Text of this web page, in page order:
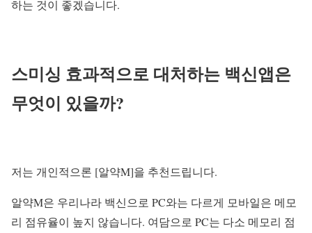
하는 것이 좋겠습니다.
스미싱 효과적으로 대처하는 백신앱은
무엇이 있을까?
저는 개인적으론 [알약M]을 추천드립니다.
알약M은 우리나라 백신으로 PC와는 다르게 모바일은 메모
리 점유율이 높지 않습니다. 여담으로 PC는 다소 메모리 점